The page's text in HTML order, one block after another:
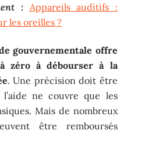
:
Appareils auditifs :
les oreilles ?
gouvernementale offre
zéro à débourser à la
. Une précision doit être
ne couvre que les
Mais de nombreux
être remboursés